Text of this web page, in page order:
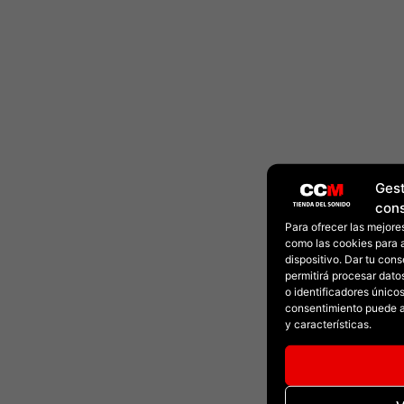
Para ofrecer las
como las cookies para
dispositivo. Dar tu
permitirá procesar
o identificadores
consentimiento puede
y características.